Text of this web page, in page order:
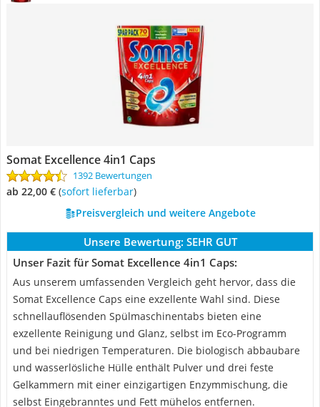
Somat Excellence 4in1 Caps
1392 Bewertungen
ab 22,00 € ( Sofort lieferbar)
Preisvergleich und weitere Angebote
Unsere Bewertung: SEHR GUT
Unser Fazit für Somat Excellence 4in1 Caps:
Aus unserem umfassenden Vergleich geht hervor, dass die
Somat Excellence Caps eine exzellente Wahl sind. Diese
schnellauflösenden Spülmaschinentabs bieten eine
exzellente Reinigung und Glanz, selbst im Eco-Programm
und bei niedrigen Temperaturen. Die biologisch abbaubare
und wasserlösliche Hülle enthält Pulver und drei feste
Gelkammern mit einer einzigartigen Enzymmischung, die
selbst Eingebranntes und Fett mühelos entfernen.